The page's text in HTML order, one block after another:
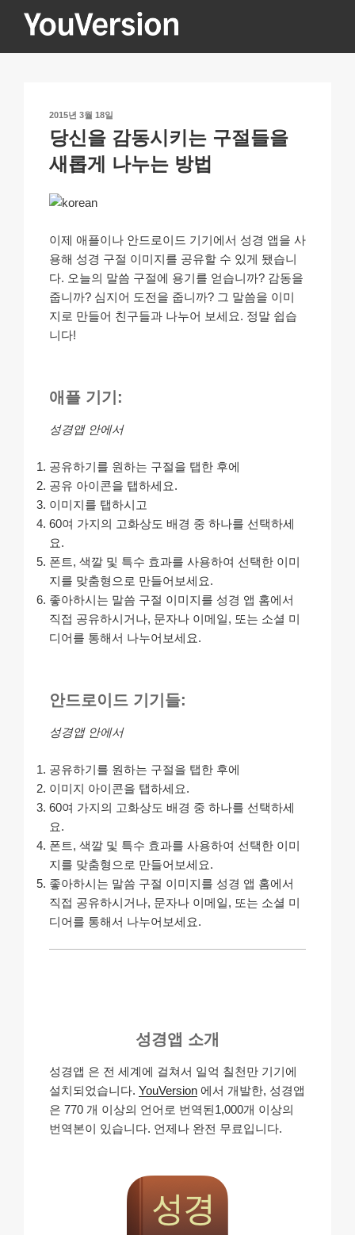
YOUVERSION
작
성
일
자
2015년 3월 18일
당신을 감동시키는 구절들을
새롭게 나누는 방법
이제 애플이나 안드로이드 기기에서 성경 앱을 사
용해 성경 구절 이미지를 공유할 수 있게 됐습니
다. 오늘의 말씀 구절에 용기를 얻습니까? 감동을
줍니까? 심지어 도전을 줍니까? 그 말씀을 이미
지로 만들어 친구들과 나누어 보세요. 정말 쉽습
니다!
애플 기기:
성경앱 안에서
공유하기를 원하는 구절을 탭한 후에
공유 아이콘을 탭하세요.
이미지를 탭하시고
60여 가지의 고화상도 배경 중 하나를 선택하세
요.
폰트, 색깔 및 특수 효과를 사용하여 선택한 이미
지를 맞춤형으로 만들어보세요.
좋아하시는 말씀 구절 이미지를 성경 앱 홈에서
직접 공유하시거나, 문자나 이메일, 또는 소셜 미
디어를 통해서 나누어보세요.
안드로이드 기기들:
성경앱 안에서
공유하기를 원하는 구절을 탭한 후에
이미지 아이콘을 탭하세요.
60여 가지의 고화상도 배경 중 하나를 선택하세
요.
폰트, 색깔 및 특수 효과를 사용하여 선택한 이미
지를 맞춤형으로 만들어보세요.
좋아하시는 말씀 구절 이미지를 성경 앱 홈에서
직접 공유하시거나, 문자나 이메일, 또는 소셜 미
디어를 통해서 나누어보세요.
성경앱 소개
성경앱 은 전 세계에 걸쳐서 일억 칠천만 기기에
설치되었습니다. YouVersion 에서 개발한, 성경앱
은 770 개 이상의 언어로 번역된1,000개 이상의
번역본이 있습니다. 언제나 완전 무료입니다.